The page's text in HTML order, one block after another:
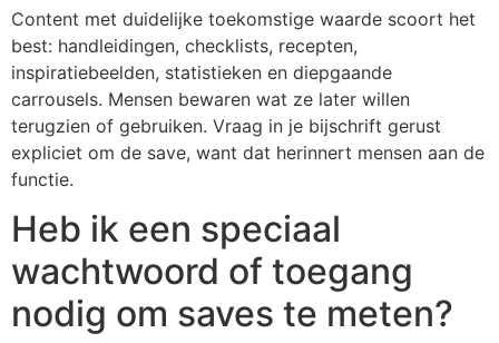
Content met duidelijke toekomstige waarde scoort het
best: handleidingen, checklists, recepten,
inspiratiebeelden, statistieken en diepgaande
carrousels. Mensen bewaren wat ze later willen
terugzien of gebruiken. Vraag in je bijschrift gerust
expliciet om de save, want dat herinnert mensen aan de
functie.
Heb ik een speciaal
wachtwoord of toegang
nodig om saves te meten?